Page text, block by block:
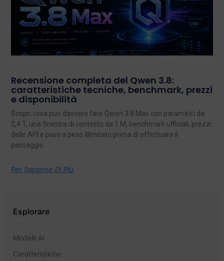
Recensione completa del Qwen 3.8:
caratteristiche tecniche, benchmark, prezzi
e disponibilità
Scopri cosa può davvero fare Qwen 3.8 Max con parametri da
2,4 T, una finestra di contesto da 1 M, benchmark ufficiali, prezzi
delle API e piani a peso illimitato prima di effettuare il
passaggio.
Per Saperne Di Più
Esplorare
Modelli AI
Caratteristiche